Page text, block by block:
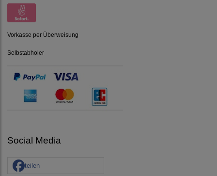
Vorkasse per Überweisung
Selbstabholer
Social Media
teilen